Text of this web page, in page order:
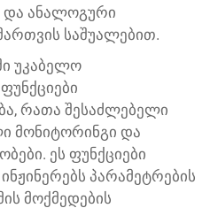
და ანალოგური
საშუალებით.
უკაბელო
რათა შესაძლებელი
მონიტორინგი და
ეს ფუნქციები
პარამეტრების
მოქმედების